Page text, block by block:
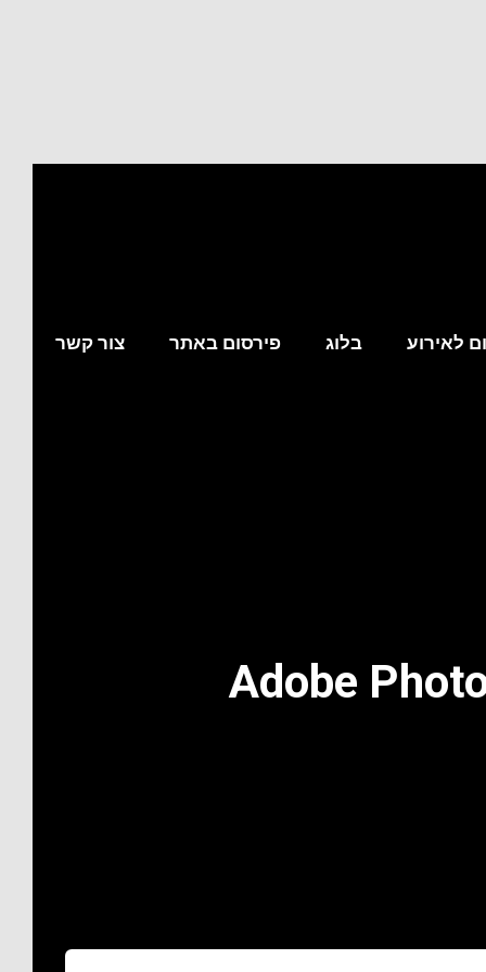
לאירוע בלוג פירסום באתר צור קשר
Adobe